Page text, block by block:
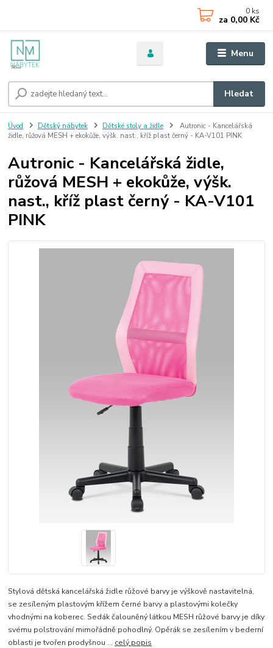
Menu
Hledat
0 ks
za 0,00 Kč
Úvod Dětský nábytek Dětské stoly a židle
Autronic - Kancelářská
židle, růžová MESH + ekokůže, výšk. nast., kříž plast černý - KA-V101 PINK
Autronic - Kancelářská židle,
růžová MESH + ekokůže, výšk.
nast., kříž plast černý - KA-V101
PINK
Stylová dětská kancelářská židle růžové barvy je výškově nastavitelná,
se zesíleným plastovým křížem černé barvy a plastovými kolečky
vhodnými na koberec. Sedák čalouněný látkou MESH růžové barvy je díky
svému polstrování mimořádně pohodlný. Opěrák se zesílením v bederní
oblasti je tvořen prodyšnou ... celý popis